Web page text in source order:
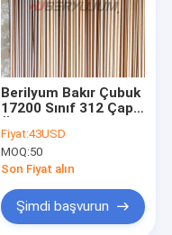
Berilyum Bakır Çubuk
17200 Sınıf 312 Çap.
Fiyat:43USD
MOQ:50
Son Fiyat alın
Şimdi başvurun